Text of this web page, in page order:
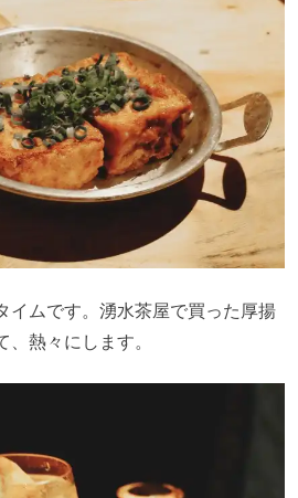
イムです。湧水茶屋で買った厚揚
熱々にします。